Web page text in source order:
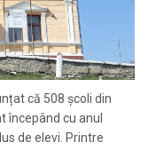
că 508 școli din
începând cu anul
de elevi. Printre